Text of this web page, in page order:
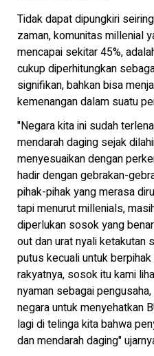
Tidak dapat dipungkiri
zaman, komunitas millenial
mencapai sekitar 45%,
cukup diperhitungkan
signifikan, bahkan bisa
kemenangan dalam suatu
"Negara kita ini sudah
mendarah daging sejak
menyesuaikan dengan
hadir dengan gebrakan-
pihak-pihak yang merasa
tapi menurut millenials,
diperlukan sosok yang
out dan urat nyali ketakutan
putus kecuali untuk
rakyatnya, sosok itu kami
nyaman sebagai
negara untuk menyehatkan
lagi di telinga kita bahwa
dan mendarah daging"